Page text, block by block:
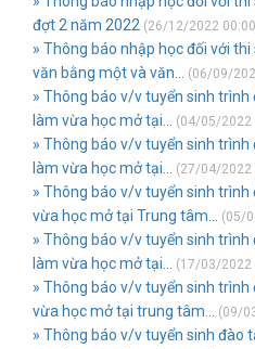
đợt 2 năm 2022 (26/12/2022
» Thông báo nhập học đối với
văn bằng một và văn...
(06/09/
» Thông báo v/v tuyển sinh
làm vừa học mở tại...
(04/05/2022
» Thông báo v/v tuyển sinh
làm vừa học mở tại...
(27/04/2022
» Thông báo v/v tuyển sinh
vừa học mở tại Trung tâm...
(05/
» Thông báo v/v tuyển sinh
làm vừa học mở tại...
(17/03/2022
» Thông báo v/v tuyển sinh
vừa học mở tại trung tâm...
(09/
» Thông báo v/v tuyển sinh đào